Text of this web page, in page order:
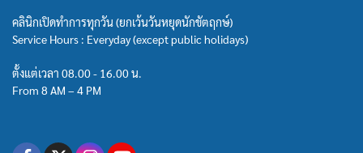
คลินิกเปิดทำการทุกวัน (ยกเว้นวันหยุดนักขัตฤกษ์)
Service Hours : Everyday (except public holidays)
ตั้งแต่เวลา 08.00 - 16.00 น.
From 8 AM – 4 PM